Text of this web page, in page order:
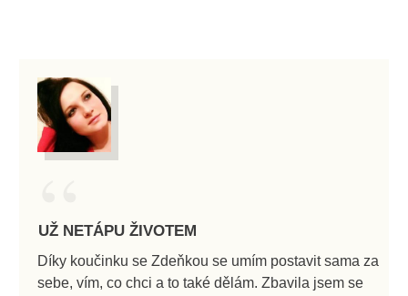
“
UŽ NETÁPU ŽIVOTEM
Díky koučinku se Zdeňkou se umím postavit sama za
sebe, vím, co chci a to také dělám. Zbavila jsem se